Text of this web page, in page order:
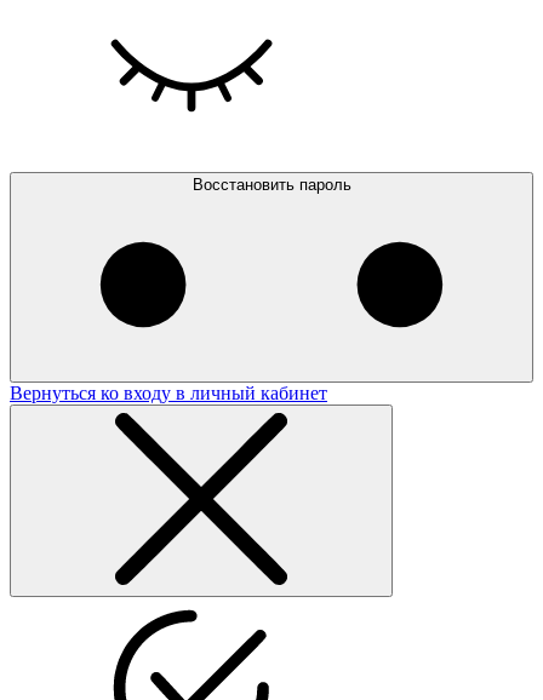
Восстановить пароль
Вернуться ко входу в личный кабинет